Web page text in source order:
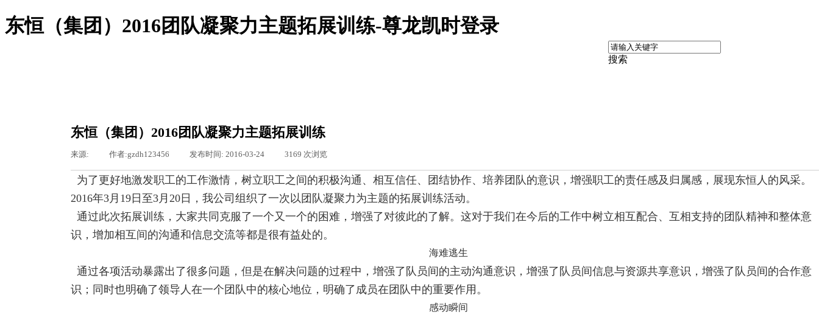
东恒（集团）2016团队凝聚力主题拓展训练-尊龙凯时登录
搜索
组织机构
图片新闻
通知通告
基层之窗
工会专栏
东恒（集团）2016团队凝聚力主题拓展训练
来源: 作者:gzdh123456 发布时间: 2016-03-24 3169 次浏览
为了更好地激发职工的工作激情，树立职工之间的积极沟通、相互信任、团结协作、培养团队的意识，增强职工的责任感及归属感，展现东恒人的风采。
2016年3月 19 日 至3月 20 日，我公司组织了一次以团队凝聚力为主题的拓展训练活动。
通过此次拓展训练，大家共同克服了一个又一个的困难，增强了对彼此的了解。这对于我们在今后的工作中树立相互配合、互相支持的团队精神和整体意
识，增加相互间的沟通和信息交流等都是很有益处的。
海难逃生
通过各项活动暴露出了很多问题，但是在解决问题的过程中，增强了队员间的主动沟通意识，增强了队员间信息与资源共享意识，增强了队员间的合作意
识；同时也明确了领导人在一个团队中的核心地位，明确了成员在团队中的重要作用 。
感动瞬间